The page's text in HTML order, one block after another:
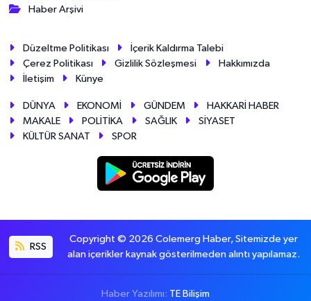
Haber Arşivi
Düzeltme Politikası
İçerik Kaldırma Talebi
Çerez Politikası
Gizlilik Sözleşmesi
Hakkımızda
İletişim
Künye
DÜNYA EKONOMİ GÜNDEM
HAKKARİ HABER
MAKALE
POLİTİKA SAĞLIK
SİYASET
KÜLTÜR SANAT
SPOR
RSS
Copyright © 2026 Colemerg Haber, Sitemizde yer
alan içerikler kaynak gösterilmeden alıntı yapılamaz.
Haber Yazılımı: TE Bilişim